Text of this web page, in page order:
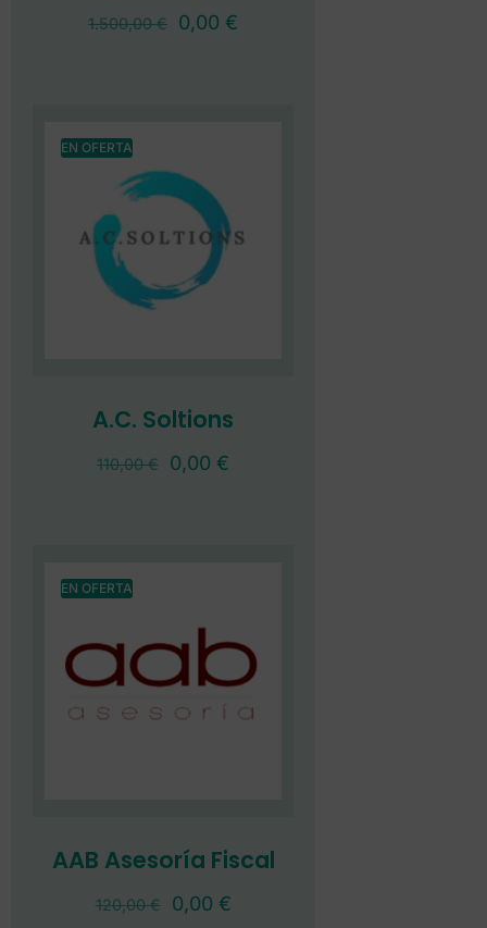
1.500,00€ 0,00 €
EN OFERTA
A.C. Soltions
110,00€ 0,00 €
EN OFERTA
AAB Asesoría Fiscal
120,00€ 0,00 €